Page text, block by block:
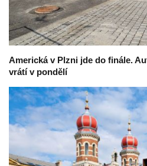
Americká v Plzni jde do finále.
vrátí v pondělí